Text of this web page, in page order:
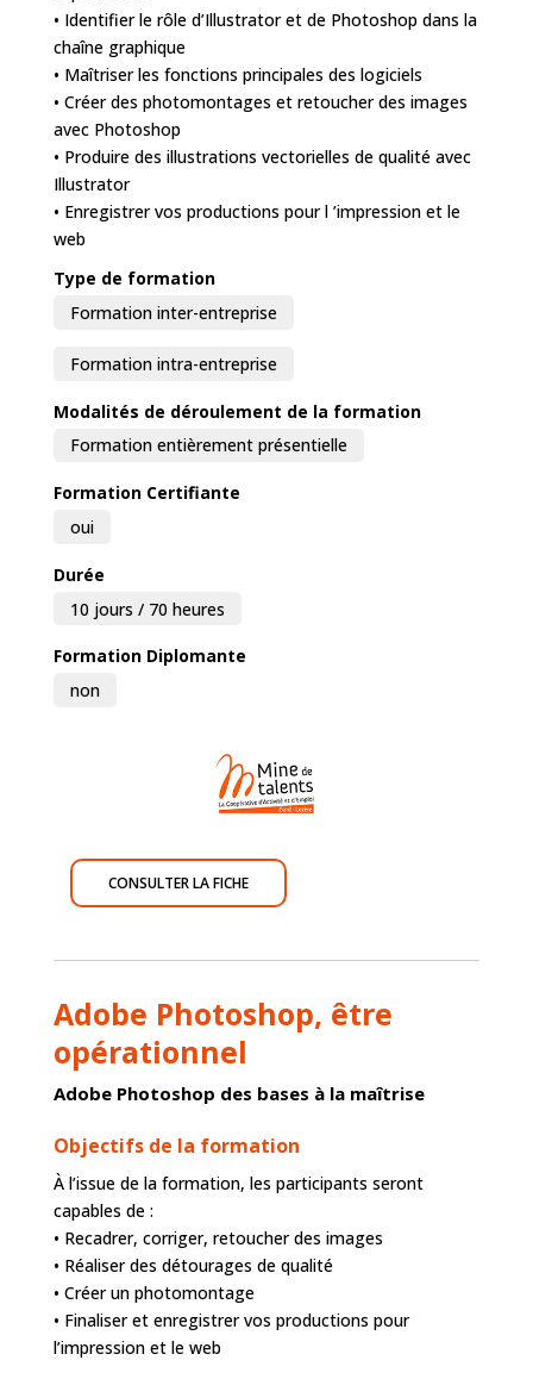
• Identifier le rôle d’Illustrator et de Photoshop dans la
chaîne graphique
• Maîtriser les fonctions principales des logiciels
• Créer des photomontages et retoucher des images
avec Photoshop
• Produire des illustrations vectorielles de qualité avec
Illustrator
• Enregistrer vos productions pour l ’impression et le
web
Type de formation
Formation inter-entreprise
Formation intra-entreprise
Modalités de déroulement de la formation
Formation entièrement présentielle
Formation Certifiante
oui
Durée
10 jours / 70 heures
Formation Diplomante
non
CONSULTER LA FICHE
Adobe Photoshop, être
opérationnel
Adobe Photoshop des bases à la maîtrise
Objectifs de la formation
À l’issue de la formation, les participants seront
capables de :
• Recadrer, corriger, retoucher des images
• Réaliser des détourages de qualité
• Créer un photomontage
• Finaliser et enregistrer vos productions pour
l’impression et le web